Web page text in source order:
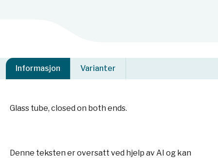
Informasjon Varianter
Glass tube, closed on both ends.
Denne teksten er oversatt ved hjelp av AI og kan